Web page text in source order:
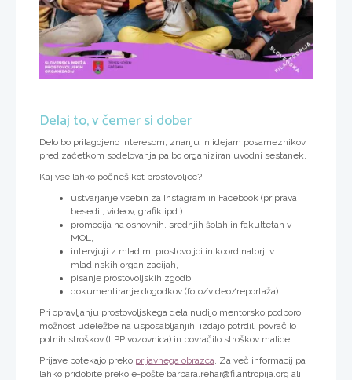
Delaj to, v čemer si dober
Delo bo prilagojeno interesom, znanju in idejam posameznikov,
pred začetkom sodelovanja pa bo organiziran uvodni sestanek.
Kaj vse lahko počneš kot prostovoljec?
ustvarjanje vsebin za Instagram in Facebook (priprava
besedil, videov, grafik ipd.)
promocija na osnovnih, srednjih šolah in fakultetah v
MOL,
intervjuji z mladimi prostovoljci in koordinatorji v
mladinskih organizacijah,
pisanje prostovoljskih zgodb,
dokumentiranje dogodkov (foto/video/reportaža)
Pri opravljanju prostovoljskega dela nudijo mentorsko podporo,
možnost udeležbe na usposabljanjih, izdajo potrdil, povračilo
potnih stroškov (LPP vozovnica) in povračilo stroškov malice.
Prijave potekajo preko prijavnega obrazca . Za več informacij pa
lahko pridobite preko e-pošte barbara.rehar@filantropija.org ali